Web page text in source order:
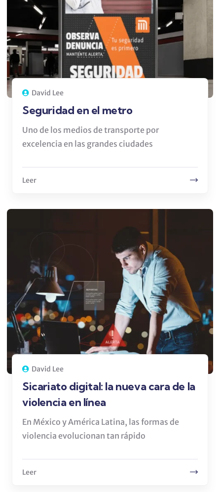
David Lee
Seguridad en el metro
Uno de los medios de transporte por
excelencia en las grandes ciudades
Leer
David Lee
Sicariato digital: la nueva cara de la
violencia en línea
En México y América Latina, las formas de
violencia evolucionan tan rápido
Leer